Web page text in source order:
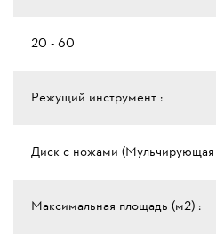
20 - 60
Режущий инструмент :
Диск с ножами (Мульчирующая
Максимальная площадь (м2) :